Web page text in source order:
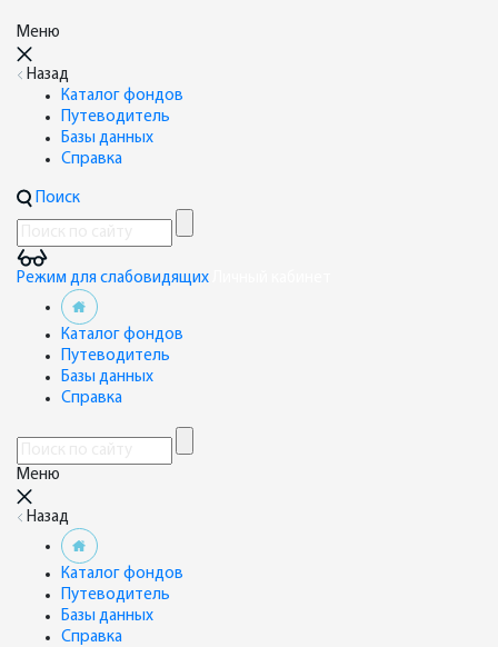
Меню
Назад
Каталог фондов
Путеводитель
Базы данных
Справка
Поиск
Режим для слабовидящих
Каталог фондов
Путеводитель
Базы данных
Справка
Меню
Назад
Каталог фондов
Путеводитель
Базы данных
Справка